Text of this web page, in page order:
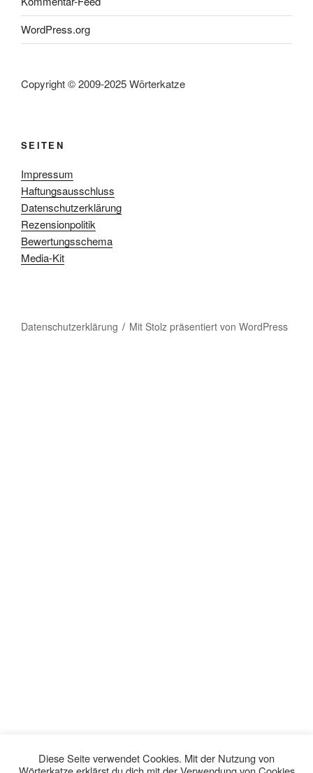
WordPress.org
Copyright © 2009-2025 Wörterkatze
SEITEN
Impressum
Haftungsausschluss
Datenschutzerklärung
Rezensionpolitik
Bewertungsschema
Media-Kit
Datenschutzerklärung Mit Stolz präsentiert von WordPress
Diese Seite verwendet Cookies. Mit der Nutzung von